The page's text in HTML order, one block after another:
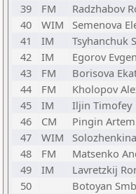
39
FM Radzhabov
40
WIM Semenova
41
IM Tsyhanchuk
42
IM Egorov
43
FM Borisova
44
FM Kholopov
45
IM Iljin Timofey
46
CM Pingin Artem
47
WIM
48
FM Matsenko
49
IM Lavretzkij
50
Botoyan